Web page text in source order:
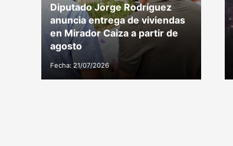
Diputado Jorge Rodríguez
anuncia entrega de viviendas
en Mirador Caiza a partir de
agosto
Fecha: 21/07/2026